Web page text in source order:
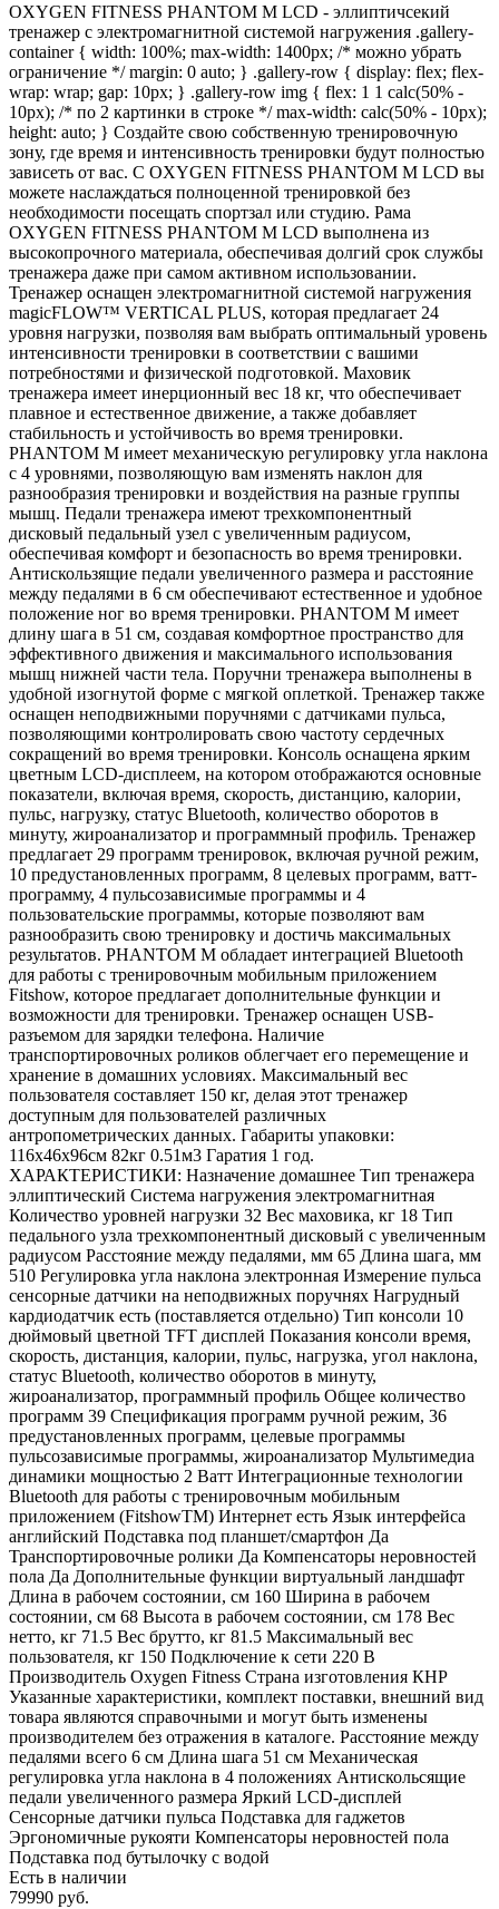
OXYGEN FITNESS PHANTOM M LCD - эллиптичсекий
тренажер с электромагнитной системой нагружения .gallery-
container { width: 100%; max-width: 1400px; /* можно убрать
ограничение */ margin: 0 auto; } .gallery-row { display: flex; flex-
wrap: wrap; gap: 10px; } .gallery-row img { flex: 1 1 calc(50% -
10px); /* по 2 картинки в строке */ max-width: calc(50% - 10px);
height: auto; } Создайте свою собственную тренировочную
зону, где время и интенсивность тренировки будут полностью
зависеть от вас. С OXYGEN FITNESS PHANTOM M LCD вы
можете наслаждаться полноценной тренировкой без
необходимости посещать спортзал или студию. Рама
OXYGEN FITNESS PHANTOM M LCD выполнена из
высокопрочного материала, обеспечивая долгий срок службы
тренажера даже при самом активном использовании.
Тренажер оснащен электромагнитной системой нагружения
magicFLOW™ VERTICAL PLUS, которая предлагает 24
уровня нагрузки, позволяя вам выбрать оптимальный уровень
интенсивности тренировки в соответствии с вашими
потребностями и физической подготовкой. Маховик
тренажера имеет инерционный вес 18 кг, что обеспечивает
плавное и естественное движение, а также добавляет
стабильность и устойчивость во время тренировки.
PHANTOM M имеет механическую регулировку угла наклона
с 4 уровнями, позволяющую вам изменять наклон для
разнообразия тренировки и воздействия на разные группы
мышц. Педали тренажера имеют трехкомпонентный
дисковый педальный узел с увеличенным радиусом,
обеспечивая комфорт и безопасность во время тренировки.
Антискользящие педали увеличенного размера и расстояние
между педалями в 6 см обеспечивают естественное и удобное
положение ног во время тренировки. PHANTOM M имеет
длину шага в 51 см, создавая комфортное пространство для
эффективного движения и максимального использования
мышц нижней части тела. Поручни тренажера выполнены в
удобной изогнутой форме с мягкой оплеткой. Тренажер также
оснащен неподвижными поручнями с датчиками пульса,
позволяющими контролировать свою частоту сердечных
сокращений во время тренировки. Консоль оснащена ярким
цветным LCD-дисплеем, на котором отображаются основные
показатели, включая время, скорость, дистанцию, калории,
пульс, нагрузку, статус Bluetooth, количество оборотов в
минуту, жироанализатор и программный профиль. Тренажер
предлагает 29 программ тренировок, включая ручной режим,
10 предустановленных программ, 8 целевых программ, ватт-
программу, 4 пульсозависимые программы и 4
пользовательские программы, которые позволяют вам
разнообразить свою тренировку и достичь максимальных
результатов. PHANTOM M обладает интеграцией Bluetooth
для работы с тренировочным мобильным приложением
Fitshow, которое предлагает дополнительные функции и
возможности для тренировки. Тренажер оснащен USB-
разъемом для зарядки телефона. Наличие
транспортировочных роликов облегчает его перемещение и
хранение в домашних условиях. Максимальный вес
пользователя составляет 150 кг, делая этот тренажер
доступным для пользователей различных
антропометрических данных. Габариты упаковки:
116х46х96см 82кг 0.51м3 Гаратия 1 год.
ХАРАКТЕРИСТИКИ: Назначение домашнее Тип тренажера
эллиптический Система нагружения электромагнитная
Количество уровней нагрузки 32 Вес маховика, кг 18 Тип
педального узла трехкомпонентный дисковый с увеличенным
радиусом Расстояние между педалями, мм 65 Длина шага, мм
510 Регулировка угла наклона электронная Измерение пульса
сенсорные датчики на неподвижных поручнях Нагрудный
кардиодатчик есть (поставляется отдельно) Тип консоли 10
дюймовый цветной TFT дисплей Показания консоли время,
скорость, дистанция, калории, пульс, нагрузка, угол наклона,
статус Bluetooth, количество оборотов в минуту,
жироанализатор, программный профиль Общее количество
программ 39 Спецификация программ ручной режим, 36
предустановленных программ, целевые программы
пульсозависимые программы, жироанализатор Мультимедиа
динамики мощностью 2 Ватт Интеграционные технологии
Bluetooth для работы с тренировочным мобильным
приложением (FitshowTM) Интернет есть Язык интерфейса
английский Подставка под планшет/смартфон Да
Транспортировочные ролики Да Компенсаторы неровностей
пола Да Дополнительные функции виртуальный ландшафт
Длина в рабочем состоянии, см 160 Ширина в рабочем
состоянии, см 68 Высота в рабочем состоянии, см 178 Вес
нетто, кг 71.5 Вес брутто, кг 81.5 Максимальный вес
пользователя, кг 150 Подключение к сети 220 В
Производитель Oxygen Fitness Страна изготовления КНР
Указанные характеристики, комплект поставки, внешний вид
товара являются справочными и могут быть изменены
производителем без отражения в каталоге. Расстояние между
педалями всего 6 см Длина шага 51 см Механическая
регулировка угла наклона в 4 положениях Антискольсящие
педали увеличенного размера Яркий LCD-дисплей
Сенсорные датчики пульса Подставка для гаджетов
Эргономичные рукояти Компенсаторы неровностей пола
Подставка под бутылочку с водой
Есть в наличии
79990 руб.